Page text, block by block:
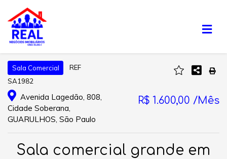
Sala Comercial
REF
SA1982
Avenida Lagedão, 808,
Cidade Soberana,
GUARULHOS, São Paulo
R$ 1.600,00 /Mês
Sala comercial grande em